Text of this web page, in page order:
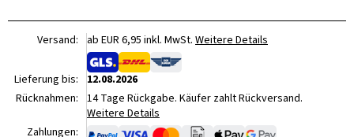
Versand: ab EUR 6,95 inkl. MwSt. Weitere Details
Lieferung bis:
12.08.2026
Rücknahmen: 14 Tage Rückgabe. Käufer zahlt Rückversand.
Weitere Details
Zahlungen: